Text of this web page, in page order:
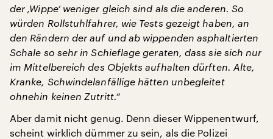
der ‚Wippe‘ weniger gleich sind als die anderen. So
würden Rollstuhlfahrer, wie Tests gezeigt haben, an
den Rändern der auf und ab wippenden asphaltierten
Schale so sehr in Schieflage geraten, dass sie sich nur
im Mittelbereich des Objekts aufhalten dürften. Alte,
Kranke, Schwindelanfällige hätten unbegleitet
ohnehin keinen Zutritt.“
Aber damit nicht genug. Denn dieser Wippenentwurf,
scheint wirklich dümmer zu sein, als die Polizei